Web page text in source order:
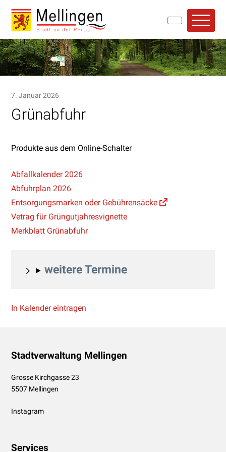
Navigieren in Mellingen
Schnellnavigation
Grünabfuhr
7. Januar 2026
Produkte aus dem Online-Schalter
Abfallkalender 2026
Abfuhrplan 2026
Entsorgungsmarken oder Gebührensäcke
Vetrag für Grüngutjahresvignette
Merkblatt Grünabfuhr
weitere Termine
In Kalender eintragen
Footer
Stadtverwaltung Mellingen
Grosse Kirchgasse 23
5507 Mellingen
Instagram
Services